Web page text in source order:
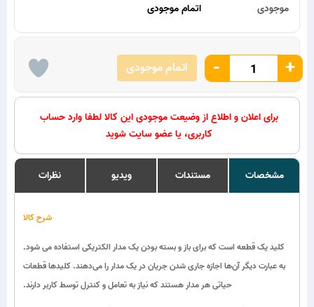
اتمام موجودی موجودی
اتمام موجودی - +
برای اعلان و اطلاع از وضیعت موجودی این کالا لطفا وارد حساب
کاربری، یا عضو سایت شوید
مشخصات مستندات ویدیو نظرات
شرح کالا
کلید یک قطعه است که برای باز و بسته بودن یک مدار الکتریکی استفاده می شود.
به عبارت دیگر آن‌ها اجازه جاری شدن جریان در یک مدار را می‌دهند. کلیدها قطعات
حیاتی هر مدار هستند که نیاز به تعامل و کنترل توسط کاربر دارند.